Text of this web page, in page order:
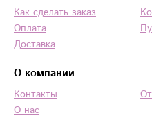
Как сделать заказ
Оплата
Доставка
О компании
Контакты
О нас